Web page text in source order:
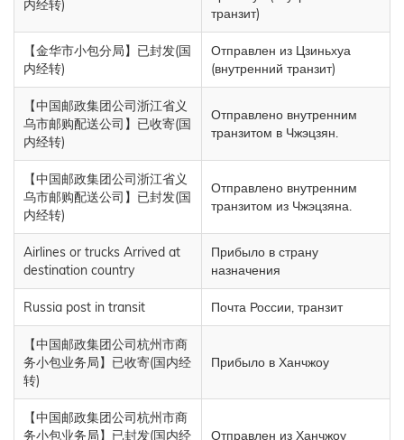
内经转)
транзит)
【金华市小包分局】已封发(国
内经转)
Отправлен из Цзиньхуа
(внутренний транзит)
【中国邮政集团公司浙江省义
乌市邮购配送公司】已收寄(国
内经转)
Отправлено внутренним
транзитом в Чжэцзян.
【中国邮政集团公司浙江省义
乌市邮购配送公司】已封发(国
内经转)
Отправлено внутренним
транзитом из Чжэцзяна.
Airlines or trucks Arrived at
destination country
Прибыло в страну
назначения
Russia post in transit Почта России, транзит
【中国邮政集团公司杭州市商
务小包业务局】已收寄(国内经
转)
Прибыло в Ханчжоу
【中国邮政集团公司杭州市商
务小包业务局】已封发(国内经
Отправлен из Ханчжоу